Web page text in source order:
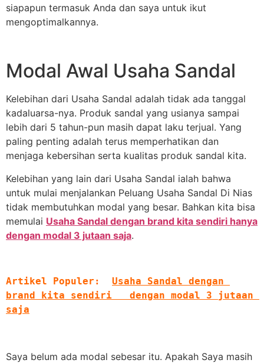
siapapun termasuk Anda dan saya untuk ikut
mengoptimalkannya.
Modal Awal Usaha Sandal
Kelebihan dari Usaha Sandal adalah tidak ada tanggal
kadaluarsa-nya. Produk sandal yang usianya sampai
lebih dari 5 tahun-pun masih dapat laku terjual. Yang
paling penting adalah terus memperhatikan dan
menjaga kebersihan serta kualitas produk sandal kita.
Kelebihan yang lain dari Usaha Sandal ialah bahwa
untuk mulai menjalankan Peluang Usaha Sandal Di Nias
tidak membutuhkan modal yang besar. Bahkan kita bisa
memulai Usaha Sandal dengan brand kita sendiri hanya
dengan modal 3 jutaan saja.
Artikel Populer:
Usaha Sandal dengan
brand kita sendiri   dengan modal 3 jutaan
saja
Saya belum ada modal sebesar itu. Apakah Saya masih